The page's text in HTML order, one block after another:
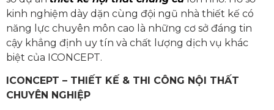
kinh nghiệm dày dặn cùng đội ngũ nhà thiết kế có
năng lực chuyên môn cao là những cơ sở đáng tin
cậy khẳng định uy tín và chất lượng dịch vụ khác
biệt của ICONCEPT.
ICONCEPT – THIẾT KẾ & THI CÔNG NỘI THẤT
CHUYÊN NGHIỆP